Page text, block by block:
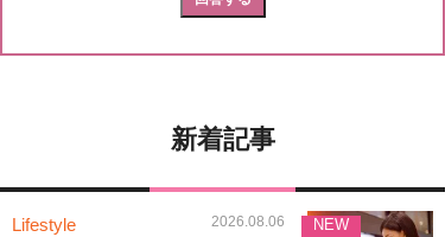
新着記事
Lifestyle 2026.08.06 NEW